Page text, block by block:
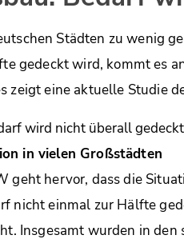
Städten zu wenig
gedeckt wird, kommt es
zeigt eine aktuelle Studie
in vielen Großstädten
geht hervor, dass die
nicht einmal zur Hälfte
Insgesamt wurden in